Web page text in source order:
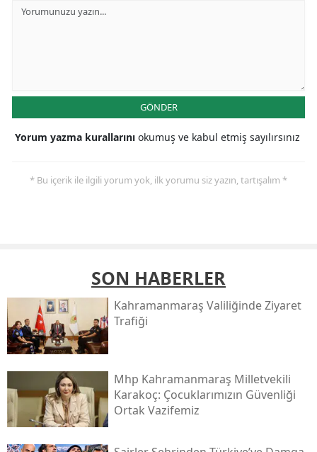
GÖNDER
Yorum yazma kurallarını okumuş ve kabul etmiş sayılırsınız
* Bu içerik ile ilgili yorum yok, ilk yorumu siz yazın, tartışalım *
SON HABERLER
Kahramanmaraş Valiliğinde Ziyaret
Trafiği
Mhp Kahramanmaraş Milletvekili
Karakoç: Çocuklarımızın Güvenliği
Ortak Vazifemiz